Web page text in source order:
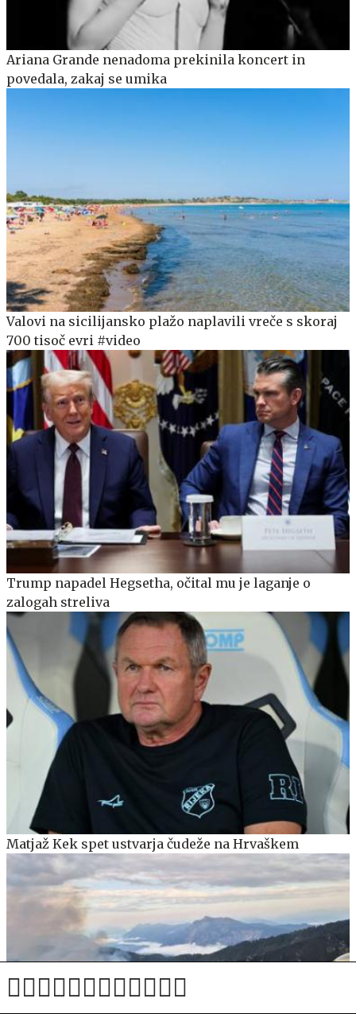
Ariana Grande nenadoma prekinila koncert in
povedala, zakaj se umika
Valovi na sicilijansko plažo naplavili vreče s skoraj
700 tisoč evri #video
Trump napadel Hegsetha, očital mu je laganje o
zalogah streliva
Matjaž Kek spet ustvarja čudeže na Hrvaškem